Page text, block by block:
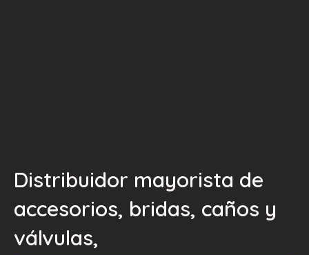
Distribuidor mayorista de
accesorios, bridas, caños y
válvulas,